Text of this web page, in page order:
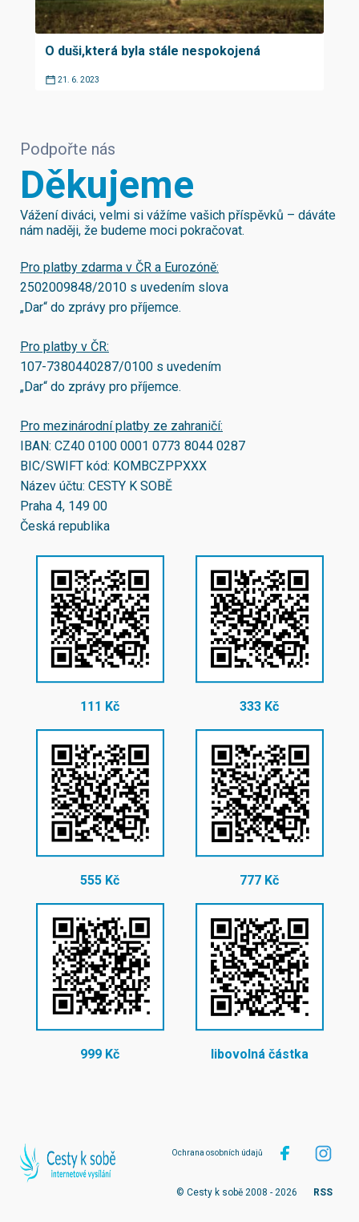
O duši,která byla stále nespokojená
21. 6. 2023
Podpořte nás
Děkujeme
Vážení diváci, velmi si vážíme vašich příspěvků – dáváte
nám naději, že budeme moci pokračovat.
Pro platby zdarma v ČR a Eurozóně:
2502009848/2010 s uvedením slova
„Dar“ do zprávy pro příjemce.
Pro platby v ČR:
107-7380440287/0100 s uvedením
„Dar“ do zprávy pro příjemce.
Pro mezinárodní platby ze zahraničí:
IBAN: CZ40 0100 0001 0773 8044 0287
BIC/SWIFT kód: KOMBCZPPXXX
Název účtu: CESTY K SOBĚ
Praha 4, 149 00
Česká republika
111 Kč 333 Kč
555 Kč 777 Kč
999 Kč libovolná částka
Ochrana osobních údajů
© Cesty k sobě 2008 - 2026 RSS